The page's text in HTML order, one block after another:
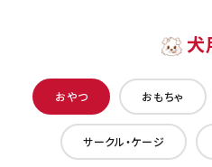
犬
おやつ おもちゃ
サークル・ケージ